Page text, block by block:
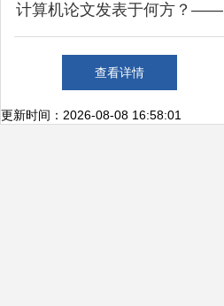
计算机论文发表于何方？——
软件设计与开发领域权威期刊
推荐
查看详情
更新时间：2026-08-08 16:58:01